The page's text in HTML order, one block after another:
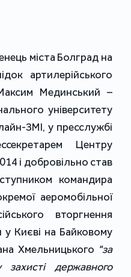
міста Болград на
артилерійського
Мединський –
університету
ЗМІ, у пресслужбі
Центру
і добровільно став
командира
аеромобільної
вторгнення
Києві на Байковому
Хмельницького "за
державного